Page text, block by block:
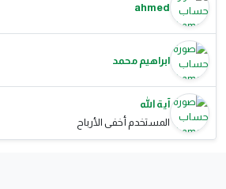
ahmed
ابراهيم محمد
آية الله
المستخدم أخفى الأرباح